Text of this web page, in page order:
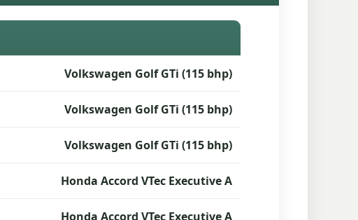
Volkswagen Golf GTi (115 bhp)
Volkswagen Golf GTi (115 bhp)
Volkswagen Golf GTi (115 bhp)
Honda Accord VTec Executive A
Honda Accord VTec Executive A